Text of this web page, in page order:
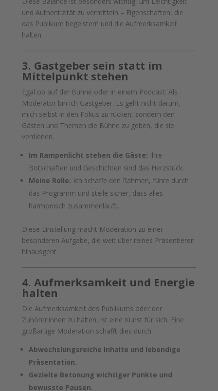
und Authentizität zu vermitteln – Eigenschaften, die
das Publikum begeistern und die Aufmerksamkeit
halten.
3. Gastgeber sein statt im
Mittelpunkt stehen
Egal ob auf der Bühne oder in einem Podcast: Als
Moderator bin ich Gastgeber. Es geht nicht darum,
mich selbst in den Fokus zu rücken, sondern den
Gästen und Themen die Bühne zu geben, die sie
verdienen.
Im Rampenlicht stehen die Gäste: Ihre
Botschaften und Geschichten sind das Herzstück.
Meine Rolle: Ich schaffe den Rahmen, führe durch
das Programm und stelle sicher, dass alles
harmonisch zusammenläuft.
Diese Einstellung macht Moderation zu einer
besonderen Aufgabe, die weit über reines Präsentieren
hinausgeht.
4. Aufmerksamkeit und Energie
halten
Die Aufmerksamkeit des Publikums oder der
Zuhörer:innen zu halten, ist eine Kunst für sich. Eine
großartige Moderation schafft dies durch:
Abwechslungsreiche Inhalte und lebendige
Präsentation.
Gezielte Betonung wichtiger Punkte und
bewusste Pausen.